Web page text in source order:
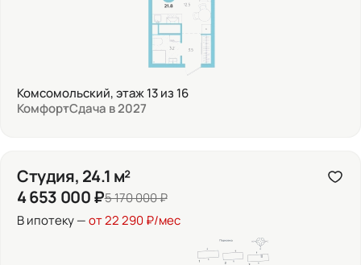
Комсомольский, этаж 13 из 16
КомфортСдача в 2027
Студия, 24.1 м²
4 653 000 ₽5 170 000 ₽
В ипотеку —от 22 290 ₽/мес